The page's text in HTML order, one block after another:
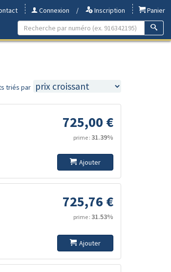
Connexion / Inscription
Panier
triés par
725,00 €
prime : 31.39%
Ajouter
725,76 €
prime : 31.53%
Ajouter